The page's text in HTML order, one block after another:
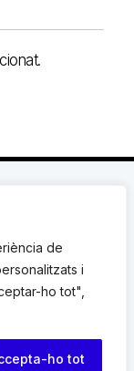
de
i
ho tot",
ho tot